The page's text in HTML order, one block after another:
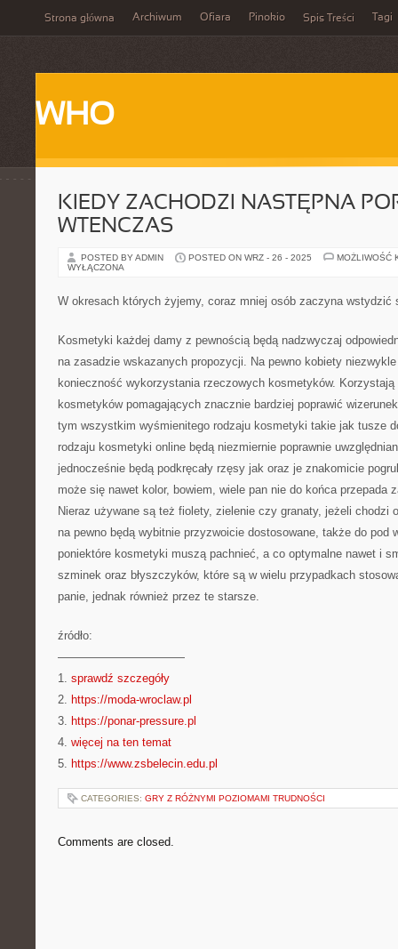
Strona główna Archiwum Ofiara Pinokio Spis Treści Tagi
WHO
KIEDY ZACHODZI NASTĘPNA
WTENCZAS
POSTED BY ADMIN POSTED ON WRZ - 26 - 2025
MOŻLIWOŚĆ
WYŁĄCZONA
W okresach których żyjemy, coraz mniej osób zaczyna wstydzić
Kosmetyki każdej damy z pewnością będą nadzwyczaj
na zasadzie wskazanych propozycji. Na pewno kobiety
konieczność wykorzystania rzeczowych kosmetyków.
kosmetyków pomagających znacznie bardziej poprawić
tym wszystkim wyśmienitego rodzaju kosmetyki takie jak tusze
rodzaju kosmetyki online będą niezmiernie poprawnie
jednocześnie będą podkręcały rzęsy jak oraz je znakomicie
może się nawet kolor, bowiem, wiele pan nie do końca przepada
Nieraz używane są też fiolety, zielenie czy granaty, jeżeli chodzi
na pewno będą wybitnie przyzwoicie dostosowane, także do pod
poniektóre kosmetyki muszą pachnieć, a co optymalne nawet i
szminek oraz błyszczyków, które są w wielu przypadkach
panie, jednak również przez te starsze.
źródło:
———————————
1. sprawdź szczegóły
2. https://moda-wroclaw.pl
3. https://ponar-pressure.pl
4. więcej na ten temat
5. https://www.zsbelecin.edu.pl
CATEGORIES: GRY Z RÓŻNYMI POZIOMAMI TRUDNOŚCI
Comments are closed.